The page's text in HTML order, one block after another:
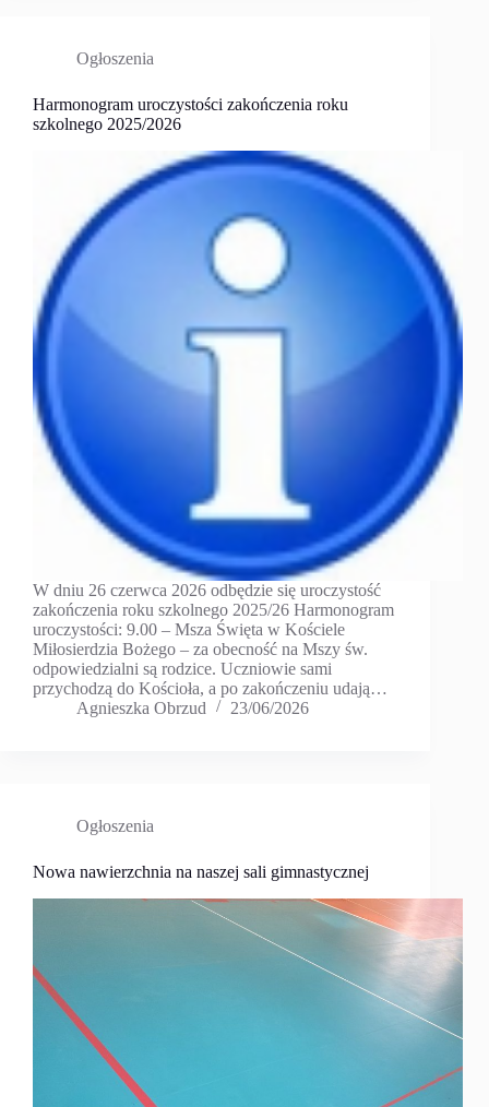
Ogłoszenia
Harmonogram uroczystości zakończenia roku
szkolnego 2025/2026
W dniu 26 czerwca 2026 odbędzie się uroczystość
zakończenia roku szkolnego 2025/26 Harmonogram
uroczystości: 9.00 – Msza Święta w Kościele
Miłosierdzia Bożego – za obecność na Mszy św.
odpowiedzialni są rodzice. Uczniowie sami
przychodzą do Kościoła, a po zakończeniu udają…
Agnieszka Obrzud
23/06/2026
Ogłoszenia
Nowa nawierzchnia na naszej sali gimnastycznej